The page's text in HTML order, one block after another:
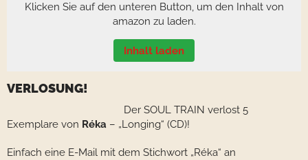
Klicken Sie auf den unteren Button, um den Inhalt von
amazon zu laden.
Inhalt laden
VERLOSUNG!
Der SOUL TRAIN verlost 5
Exemplare von Réka – „Longing“ (CD)!
Einfach eine E-Mail mit dem Stichwort „Réka“ an